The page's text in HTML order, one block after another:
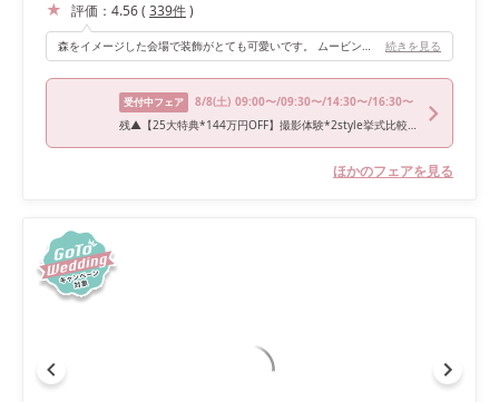
評価： 4.56( 339件)
森をイメージした会場で装飾がとても可愛いです。 ムービングライトが豪華でゲストからも好評でした。 続きを見る
受付中フェア 8/8(土) 09:00〜/09:30〜/14:30〜/16:30〜
残▲【25大特典*144万円OFF】撮影体験*2style挙式比較×絶品試食
ほかのフェアを見る